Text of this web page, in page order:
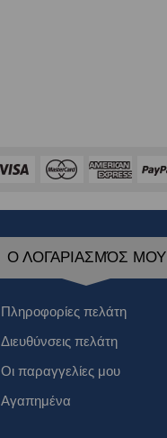
Ο ΛΟΓΑΡΙΑΣΜΌΣ ΜΟΥ
Πληροφορίες πελάτη
Διευθύνσεις πελάτη
Οι παραγγελίες μου
Αγαπημένα